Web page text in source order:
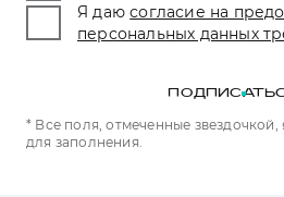
Я даю согласие на
персональных данных
* Все поля, отмеченные
для заполнения.